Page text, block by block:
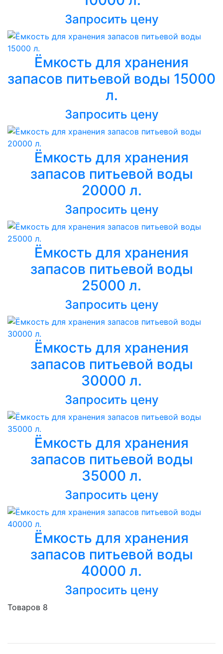
Запросить цену
Ёмкость для хранения
запасов питьевой воды 15000
л.
Запросить цену
Ёмкость для хранения
запасов питьевой воды
20000 л.
Запросить цену
Ёмкость для хранения
запасов питьевой воды
25000 л.
Запросить цену
Ёмкость для хранения
запасов питьевой воды
30000 л.
Запросить цену
Ёмкость для хранения
запасов питьевой воды
35000 л.
Запросить цену
Ёмкость для хранения
запасов питьевой воды
40000 л.
Запросить цену
Товаров 8